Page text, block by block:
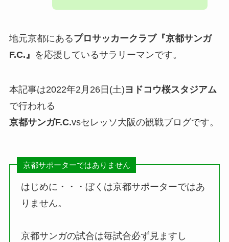
地元京都にあるプロサッカークラブ『京都サンガ
F.C.』 を応援しているサラリーマンです。
本記事は2022年2月26日(土)ヨドコウ桜スタジアム
で行われる
京都サンガF.C.vsセレッソ大阪の観戦ブログです。
京都サポーターではありません
はじめに・・・ぼくは京都サポーターではあ
りません。
京都サンガの試合は毎試合必ず見ますし